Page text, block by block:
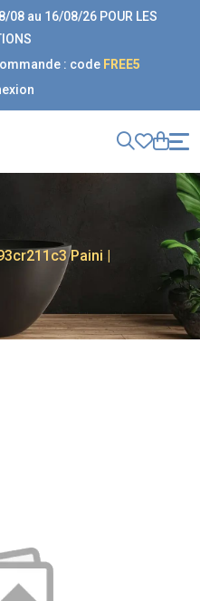
08 au 16/08/26 POUR LES
: code FREE5
Paini |